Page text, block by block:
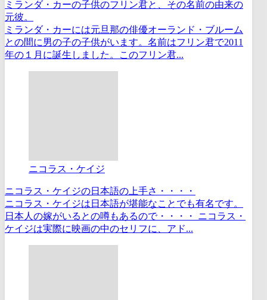
ミランダ・カーの子供のフリン君と、その名前の由来の
元彼。
ミランダ・カーには元旦那の俳優オーランド・ブルーム
との間に男の子の子供がいます。名前はフリン君で2011
年の１月に誕生しました。このフリン君...
ニコラス・ケイジ
ニコラス・ケイジの日本語の上手さ・・・・
ニコラス・ケイジは日本語が堪能なことでも有名です。
日本人の嫁がいるとの噂もあるので・・・・ ニコラス・
ケイジは実際に映画の中のセリフに、アド...